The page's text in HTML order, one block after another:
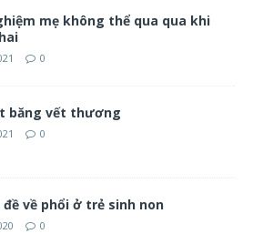
mẹ không thể qua qua khi
0
băng vết thương
0
đề về phổi ở trẻ sinh non
0